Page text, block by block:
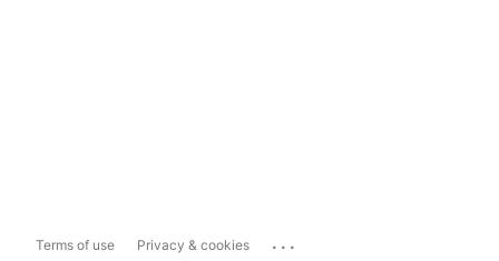
Terms of use Privacy & cookies ...